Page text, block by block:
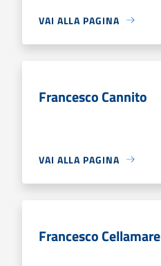
VAI ALLA PAGINA
Francesco Cannito
VAI ALLA PAGINA
Francesco Cellamare